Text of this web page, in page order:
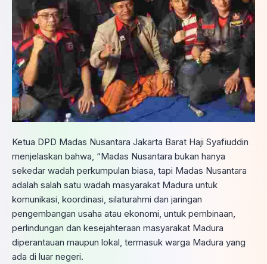
Ketua DPD Madas Nusantara Jakarta Barat Haji Syafiuddin
menjelaskan bahwa, “Madas Nusantara bukan hanya
sekedar wadah perkumpulan biasa, tapi Madas Nusantara
adalah salah satu wadah masyarakat Madura untuk
komunikasi, koordinasi, silaturahmi dan jaringan
pengembangan usaha atau ekonomi, untuk pembinaan,
perlindungan dan kesejahteraan masyarakat Madura
diperantauan maupun lokal, termasuk warga Madura yang
ada di luar negeri.